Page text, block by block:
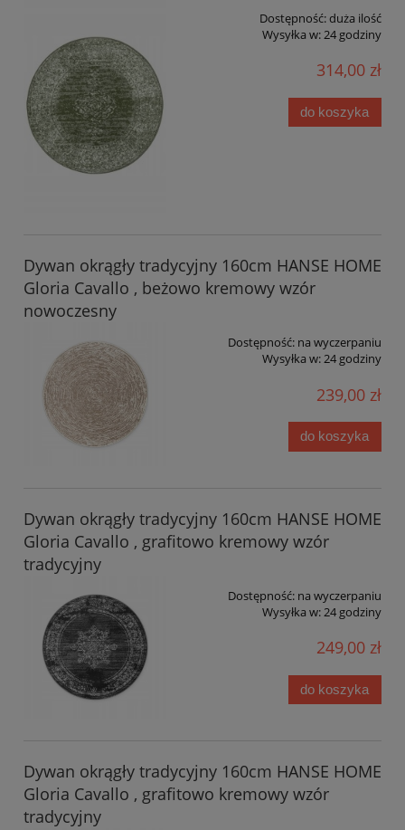
Dostępność:duża ilość
Wysyłka w: 24 godziny
314,00 zł
do koszyka
Dywan okrągły tradycyjny 160cm HANSE HOME
Gloria Cavallo , beżowo kremowy wzór
nowoczesny
Dostępność: na wyczerpaniu
Wysyłka w:24 godziny
239,00 zł
do koszyka
Dywan okrągły tradycyjny 160cm HANSE HOME
Gloria Cavallo , grafitowo kremowy wzór
tradycyjny
Dostępność: na wyczerpaniu
Wysyłka w:24 godziny
249,00 zł
do koszyka
Dywan okrągły tradycyjny 160cm HANSE HOME
Gloria Cavallo , grafitowo kremowy wzór
tradycyjny